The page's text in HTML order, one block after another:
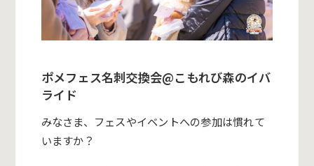
ポメフェス名刺交換会@こもれび森のイバ
ライド
みなさま、フェスやイベントへの参加は慣れて
いますか？